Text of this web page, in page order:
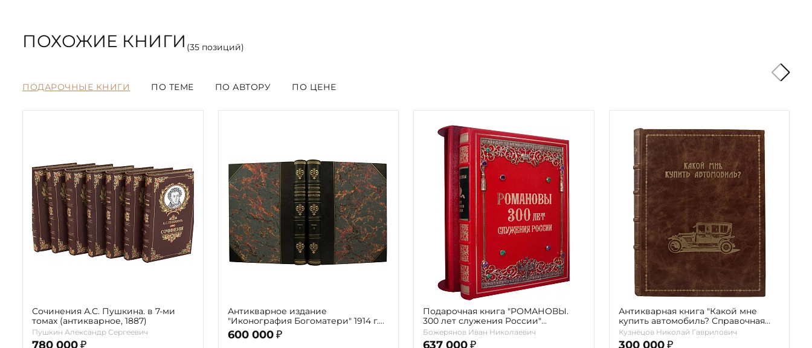
ПОХОЖИЕ КНИГИ (35позиций)
ПОДАРОЧНЫЕ КНИГИ ПО ТЕМЕ ПО АВТОРУ ПО ЦЕНЕ
Сочинения А.С. Пушкина. в 7-ми
томах (антикварное, 1887)
Пушкин Александр Сергеевич
780 000 ₽
Антикварное издание
"Иконография Богоматери" 1914 г.
(в 2-х томах с автографом автора)
600 000 ₽
Подарочная книга "РОМАНОВЫ.
300 лет служения России"
Экземпляр № 09 ППМ.17.024
Божерянов Иван Николаевич
637 000 ₽
Антикварная книга "Какой мне
купить автомобиль? Справочная
книга для автомобилистов"
Кузнецов Н.Г. 1914г.
Кузнецов Николай Гаврилович
300 000 ₽